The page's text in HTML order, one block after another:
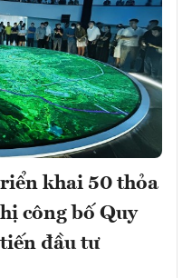
khai 50 thỏa
công bố Quy
đầu tư